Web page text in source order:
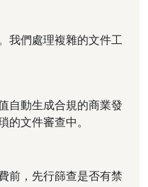
我們處理複雜的文件工
自動生成合規的商業發
文件審查中。
前，先行篩查是否有禁